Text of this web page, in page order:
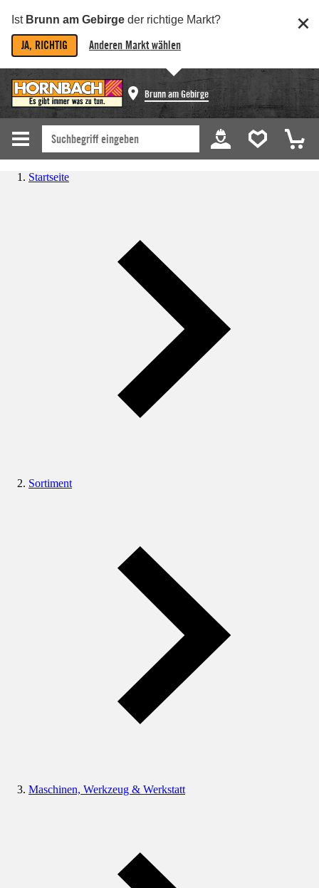
Ist Brunn am Gebirge der richtige Markt?
JA, RICHTIG Anderen Markt wählen
Brunn am Gebirge
Startseite
Sortiment
Maschinen, Werkzeug & Werkstatt